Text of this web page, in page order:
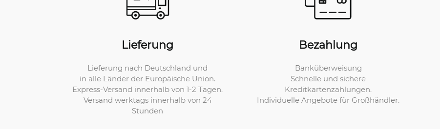
Lieferung
Lieferung nach Deutschland und
in alle Länder der Europäische Union.
Express-Versand innerhalb von 1-2 Tagen.
Versand werktags innerhalb von 24
Stunden
Bezahlung
Banküberweisung
Schnelle und sichere
Kreditkartenzahlungen.
Individuelle Angebote für Großhändler.